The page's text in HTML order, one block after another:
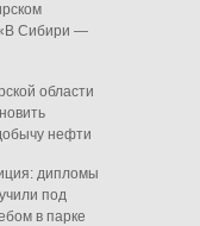
Сибири —
области
нефти
дипломы
под
в парке